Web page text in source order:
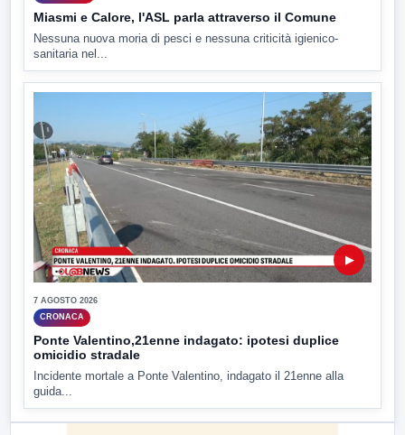
Miasmi e Calore, l'ASL parla attraverso il Comune
Nessuna nuova moria di pesci e nessuna criticità igienico-
sanitaria nel...
▶
7 AGOSTO 2026
CRONACA
Ponte Valentino,21enne indagato: ipotesi duplice
omicidio stradale
Incidente mortale a Ponte Valentino, indagato il 21enne alla
guida...